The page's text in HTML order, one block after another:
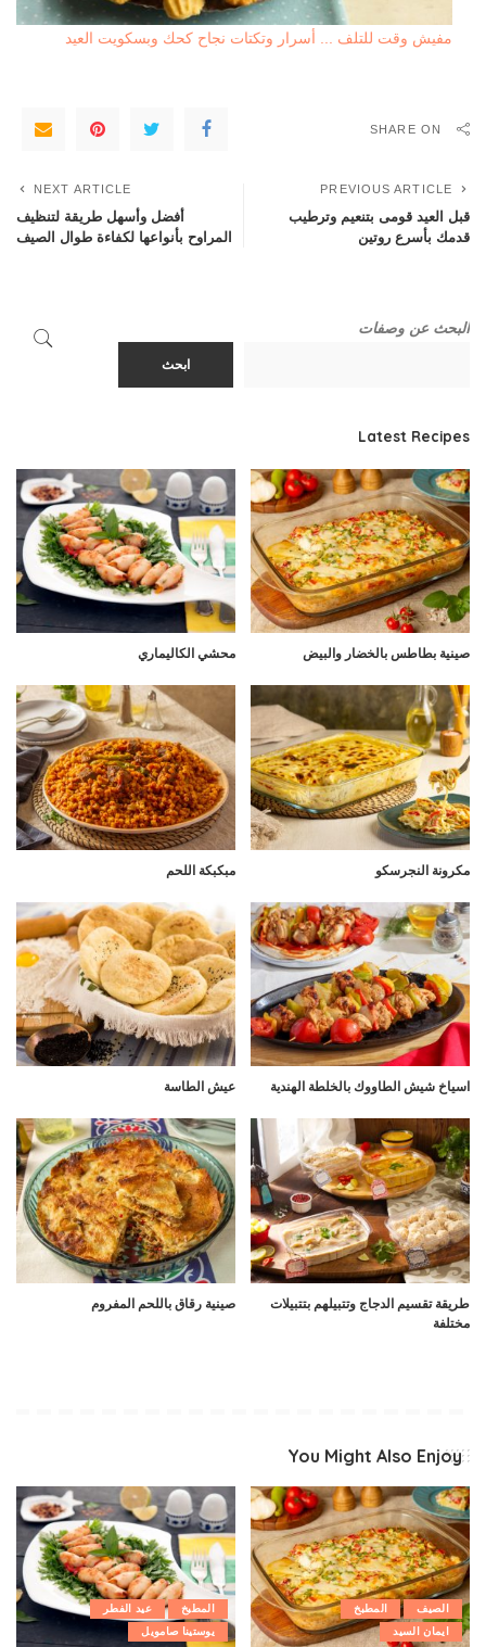
مفيش وقت للتلف ... أسرار وتكتات نجاح كحك وبسكويت العيد
SHARE ON
PREVIOUS ARTICLE
قبل العيد قومى بتنعيم وترطيب
قدمك بأسرع روتين
NEXT ARTICLE
أفضل وأسهل طريقة لتنظيف
المراوح بأنواعها لكفاءة طوال الصيف
البحث عن وصفات
ابحث
Latest Recipes
صينية بطاطس بالخضار والبيض محشي الكاليماري
مكرونة النجرسكو مبكبكة اللحم
اسياخ شيش الطاووك بالخلطة الهندية عيش الطاسة
طريقة تقسيم الدجاج وتتبيلهم بتتبيلات
مختلفة
صينية رقاق باللحم المفروم
You Might Also Enjoy
الصيف
المطبخ
ايمان السيد
المطبخ
عيد الفطر
يوستينا صامويل